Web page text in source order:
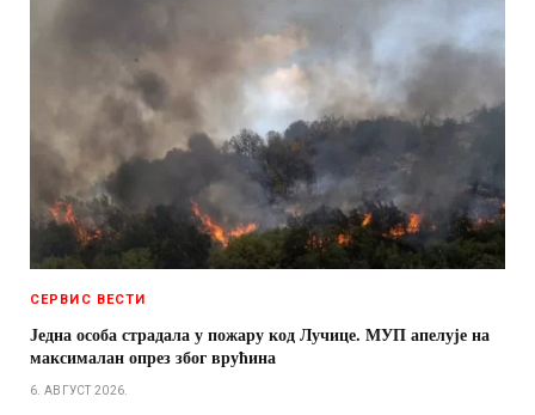
СЕРВИС ВЕСТИ
Једна особа страдала у пожару код Лучице. МУП апелује на
максималан опрез због врућина
6. АВГУСТ 2026.